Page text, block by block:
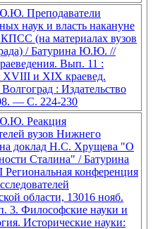
Преподаватели
наук и власть накануне
(на материалах вузов
/ Батурина Ю.Ю. //
Вып. 11 :
XVIII и XIX краевед.
: Издательство
— С. 224-230
Реакция
вузов Нижнего
доклад Н.С. Хрущева "О
Сталина" / Батурина
конференция
области, 13016 нояб.
3. Философские науки и
Исторические науки: